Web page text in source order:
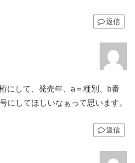
返信
にして、発売年、a＝種別、b番
にしてほしいなぁって思います。
返信